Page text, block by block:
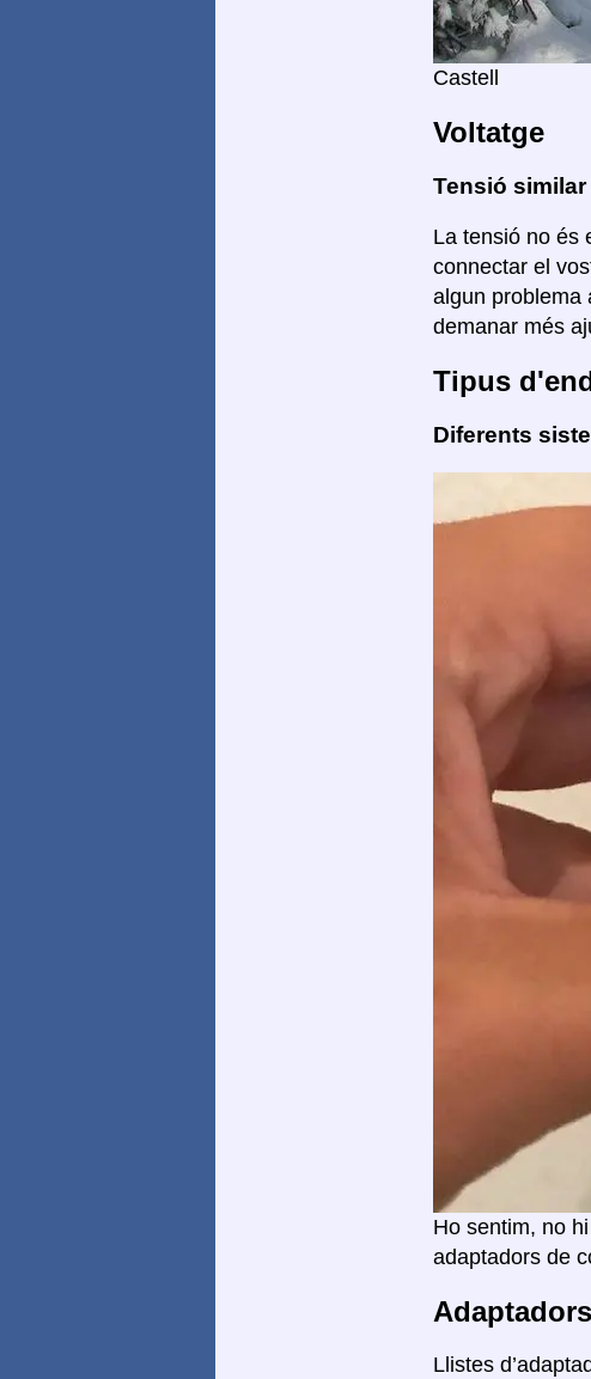
Castell
Voltatge
Tensió similar
La tensió no és
connectar el
algun problema
demanar més
Tipus
Diferents
Ho sentim, no
adaptadors de
Adaptadors
Llistes